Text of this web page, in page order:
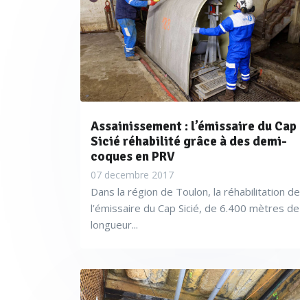
Assainissement : l’émissaire du Cap
Sicié réhabilité grâce à des demi-
coques en PRV
07 decembre 2017
Dans la région de Toulon, la réhabilitation de
l’émissaire du Cap Sicié, de 6.400 mètres de
longueur...